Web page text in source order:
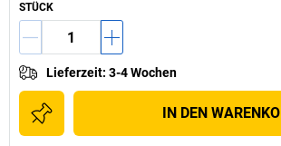
STÜCK
Lieferzeit: 3-4 Wochen
IN DEN